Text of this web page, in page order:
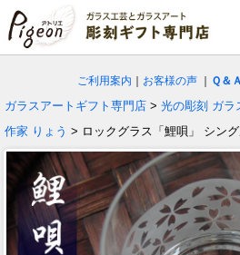
ご利用案内 お客様の声 Ｑ＆Ａ
ガラスアートギフト専門店 > 光の彫刻 ガラ
作家 りょう > ロックグラス「鯉唄」 シン